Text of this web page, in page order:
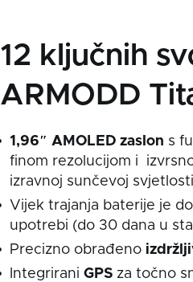
12 ključnih
ARMODD
1,96″ AMOLED zaslon s
finom rezolucijom i
izravnoj sunčevoj svjetlosti
Vijek trajanja baterije je
upotrebi (do 30 dana u
Precizno obrađeno
Integrirani GPS za točno